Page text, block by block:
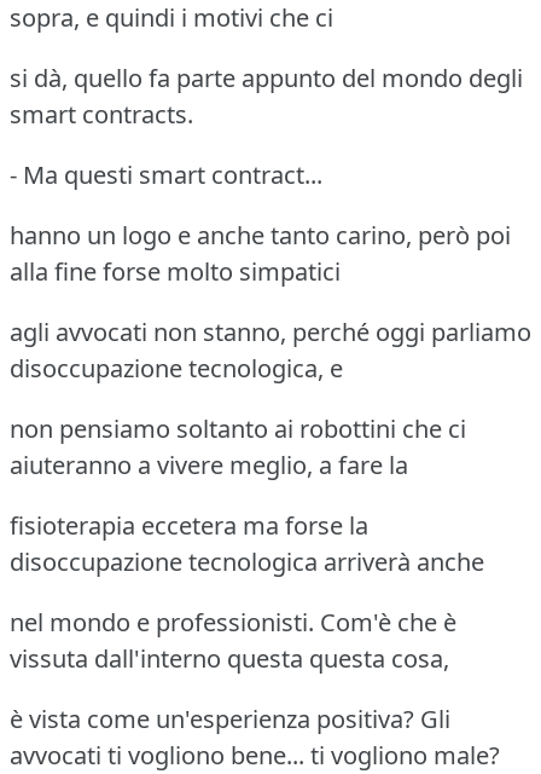
sopra, e quindi i motivi che ci
si dà, quello fa parte appunto del mondo degli
smart contracts.
- Ma questi smart contract...
hanno un logo e anche tanto carino, però poi
alla fine forse molto simpatici
agli avvocati non stanno, perché oggi parliamo
disoccupazione tecnologica, e
non pensiamo soltanto ai robottini che ci
aiuteranno a vivere meglio, a fare la
fisioterapia eccetera ma forse la
disoccupazione tecnologica arriverà anche
nel mondo e professionisti. Com'è che è
vissuta dall'interno questa questa cosa,
è vista come un'esperienza positiva? Gli
avvocati ti vogliono bene... ti vogliono male?